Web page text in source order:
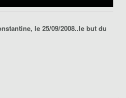
le 25/09/2008..le but du